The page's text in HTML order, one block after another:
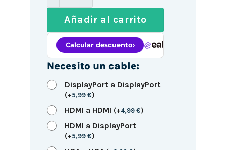
Añadir al carrito
Necesito un cable:
DisplayPort a DisplayPort
(+5,99 €)
HDMI a HDMI (+4,99 €)
HDMI a DisplayPort
(+5,99 €)